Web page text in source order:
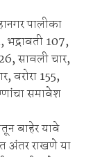
पालीका
भद्रावती 107,
सावली चार,
वरोरा 155,
समावेश
बाहेर यावे
अंतर राखणे या